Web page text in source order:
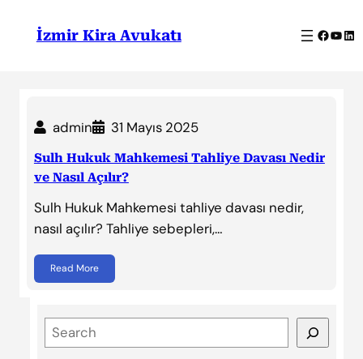
İzmir Kira Avukatı
admin 31 Mayıs 2025
Sulh Hukuk Mahkemesi Tahliye Davası Nedir
ve Nasıl Açılır?
Sulh Hukuk Mahkemesi tahliye davası nedir,
nasıl açılır? Tahliye sebepleri,…
Read More
e